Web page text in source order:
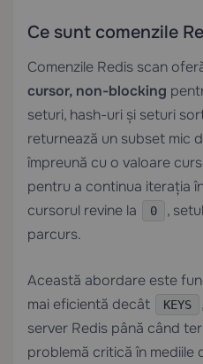
Ce sunt comenzile
Comenzile Redis scan
cursor, non-blocking
seturi, hash-uri și seturi
returnează un subset mic
împreună cu o valoare
pentru a continua iterația
cursorul revine la
0
,
parcurs.
Această abordare este
mai eficientă decât
KEYS
server Redis până când
problemă critică în mediile